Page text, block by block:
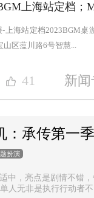
上海站定档；
-上海站定档2023BGM
区蕰川路6号智慧...
41 新
：承传第一季
扮演
中，亮点是剧情不错
人无非是执行行动者